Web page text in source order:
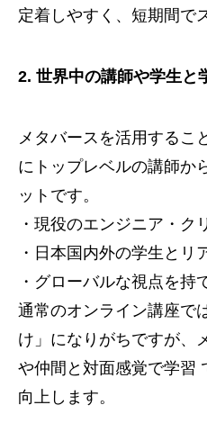
定着しやすく、短期間で
2. 世界中の講師や学生と
メタバースを活用するこ
にトップレベルの講師か
ットです。
・現役のエンジニア・ク
・日本国内外の学生とリ
・グローバルな視点を持
通常のオンライン講座で
け」になりがちですが、
や仲間と対面感覚で学習
向上します。